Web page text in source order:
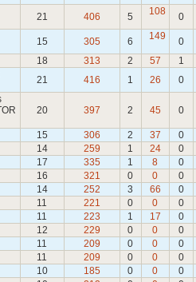
21 406 5 108 0
15 305 6 149 0
18 313 2 57 1
21 416 1 26 0
20 397 2 45 0
15 306 2 37 0
14 259 1 24 0
17 335 1 8 0
16 321 0 0 0
14 252 3 66 0
11 221 0 0 0
11 223 1 17 0
12 229 0 0 0
11 209 0 0 0
11 209 0 0 0
10 185 0 0 0